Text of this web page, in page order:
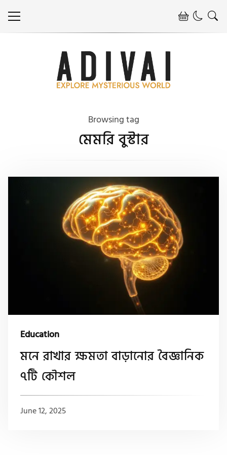
Browsing tag
মেমরি বুস্টার
Education
মনে রাখার ক্ষমতা বাড়ানোর বৈজ্ঞানিক
৭টি কৌশল
June 12, 2025